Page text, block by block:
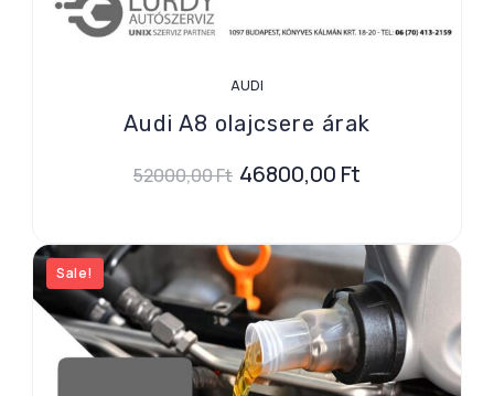
AUDI
Audi A8 olajcsere árak
52000,00Ft 46800,00 Ft
Sale!